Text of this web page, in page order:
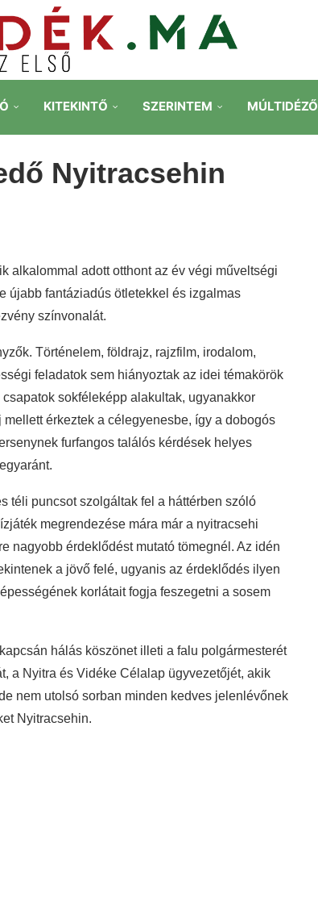
KITEKINTŐ SZERINTEM MÚLTIDÉZŐ
Nyitracsehin
alkalommal adott otthont az év végi műveltségi
újabb fantáziadús ötletekkel és izgalmas
színvonalát.
Történelem, földrajz, rajzfilm, irodalom,
feladatok sem hiányoztak az idei témakörök
sokféleképp alakultak, ugyanakkor
érkeztek a célegyenesbe, így a dobogós
furfangos találós kérdések helyes
téli puncsot szolgáltak fel a háttérben szóló
megrendezése mára már a nyitracsehi
nagyobb érdeklődést mutató tömegnél. Az idén
a jövő felé, ugyanis az érdeklődés ilyen
korlátait fogja feszegetni a sosem
hálás köszönet illeti a falu polgármesterét
a Nyitra és Vidéke Célalap ügyvezetőjét, akik
nem utolsó sorban minden kedves jelenlévőnek
Nyitracsehin.